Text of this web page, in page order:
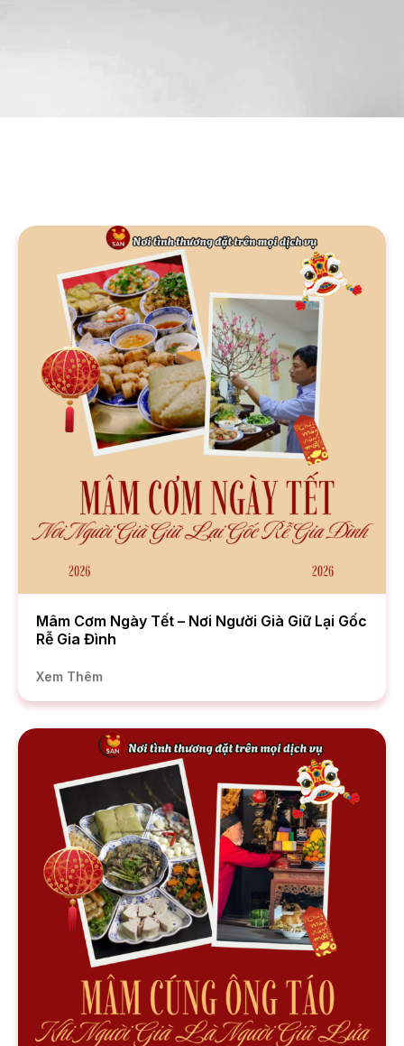
Mâm Cơm Ngày Tết – Nơi Người Già Giữ Lại Gốc
Rễ Gia Đình
Xem Thêm